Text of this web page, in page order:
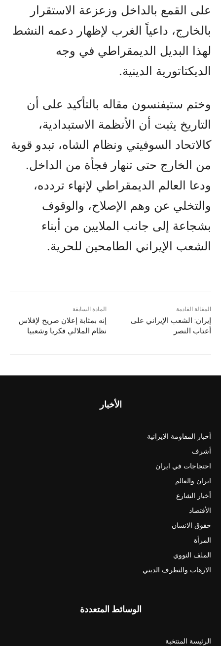
على القمع بالداخل وزعزعة الاستقرار
بالخارج، داعياً الغرب لإظهار دعمه النشط
لهذا البديل الديمقراطي في وجه
الديكتاتورية الدينية.
وختم ستيفنسون مقاله بالتأكيد على أن
التاريخ يثبت أن الأنظمة الاستبدادية،
كالاتحاد السوفيتي ونظام الشاه، تبدو قوية
من الخارج حتى تنهار فجأة من الداخل.
ودعا العالم الديمقراطي لإنهاء تردده،
والتخلي عن وهم الإصلاح، والوقوف
بشجاعة إلى جانب الملايين من أبناء
الشعب الإيراني الطامحين للحرية.
المادة السابقة
إنه بمثابة إعلان صريح لإفلاس
نظام الملالي فکريا وشعبيا
المقالة القادمة
إيران: الشعب الإيراني على
أعتاب النصر
الأخبار
أخبار المقاومة الايرانية
أشرف
احتجاجات في ايران
ايران والعالم
أخبار الشارع
الأقتصاد
حقوق الانسان
المرأة
الملف النووي
الارهاب والتطرف الديني
الوسائط المتعددة
الرئيسة المنتخبة